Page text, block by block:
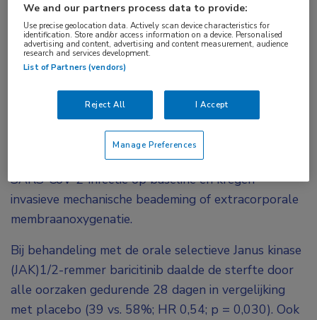
extracorporale membraanoxygenatie kregen,
verminderde de behandeling met baricitinib de
sterfte. Dit is gevonden in een verkennende
analyse van de COV-BARRIER-studie.
De fase III-studie COV-BARRIER is uitgevoerd in
Argentinië, Brazilië, Mexico en de Verenigde Staten.
De 101 deelnemers waren in het ziekenhuis
opgenomen en hadden een laboratorium-bevestigde
SARS-CoV-2-infectie op baseline en kregen
invasieve mechanische beademing of extracorporale
membraanoxygenatie.
Bij behandeling met de orale selectieve Janus kinase
(JAK)1/2-remmer baricitinib daalde de sterfte door
alle oorzaken gedurende 28 dagen in vergelijking
met placebo (39 vs. 58%; HR 0,54; p = 0,030). Ook
We and our partners process data to provide:
Use precise geolocation data. Actively scan device characteristics for
identification. Store and/or access information on a device. Personalised
advertising and content, advertising and content measurement, audience
research and services development.
List of Partners (vendors)
Reject All I Accept
Manage Preferences